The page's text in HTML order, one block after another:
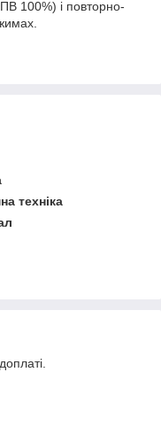
100%) і повторно-
техніка